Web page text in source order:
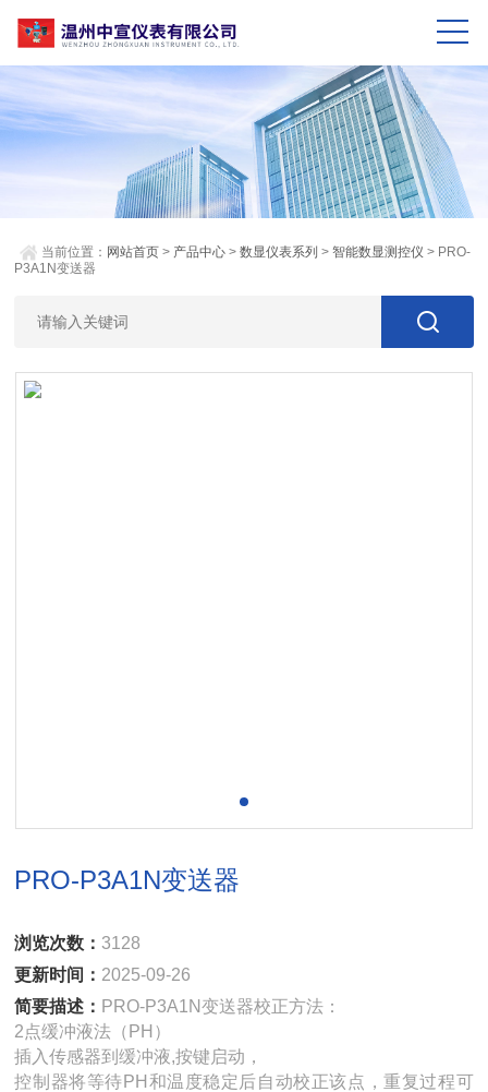
当前位置： 网站首页 > 产品中心 >数显仪表系列 >智能数显测控仪 > PRO-
P3A1N变送器
PRO-P3A1N变送器
浏览次数：3128
更新时间： 2025-09-26
简要描述： PRO-P3A1N变送器校正方法：
2点缓冲液法（PH）
插入传感器到缓冲液,按键启动，
控制器将等待PH和温度稳定后自动校正该点，重复过程可